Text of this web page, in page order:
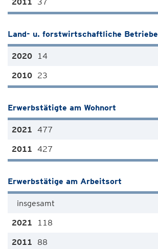
Land- u. forstwirtschaftliche Betriebe
14
23
Erwerbstätigte am Wohnort
477
427
Erwerbstätige am Arbeitsort
insgesamt
118
88